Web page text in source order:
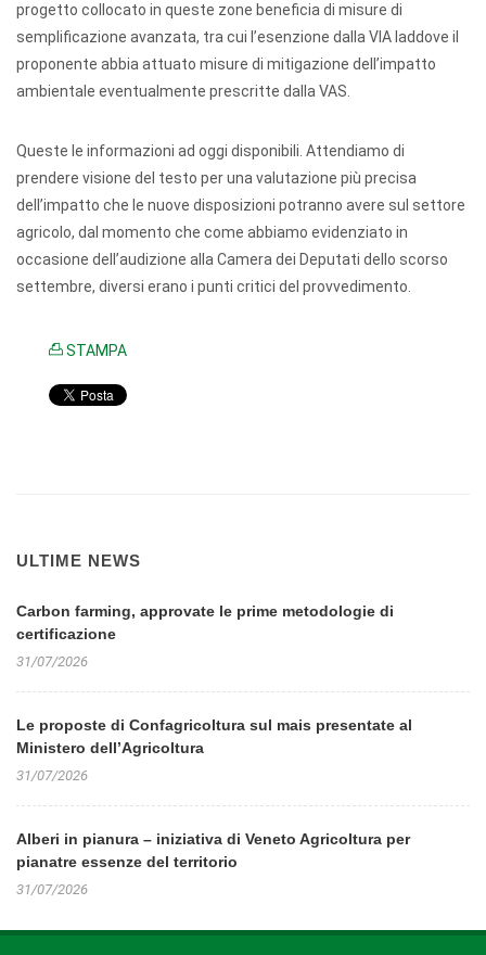
progetto collocato in queste zone beneficia di misure di
semplificazione avanzata, tra cui l’esenzione dalla VIA laddove il
proponente abbia attuato misure di mitigazione dell’impatto
ambientale eventualmente prescritte dalla VAS.
Queste le informazioni ad oggi disponibili. Attendiamo di
prendere visione del testo per una valutazione più precisa
dell’impatto che le nuove disposizioni potranno avere sul settore
agricolo, dal momento che come abbiamo evidenziato in
occasione dell’audizione alla Camera dei Deputati dello scorso
settembre, diversi erano i punti critici del provvedimento.
STAMPA
ULTIME NEWS
Carbon farming, approvate le prime metodologie di
certificazione
31/07/2026
Le proposte di Confagricoltura sul mais presentate al
Ministero dell’Agricoltura
31/07/2026
Alberi in pianura – iniziativa di Veneto Agricoltura per
pianatre essenze del territorio
31/07/2026